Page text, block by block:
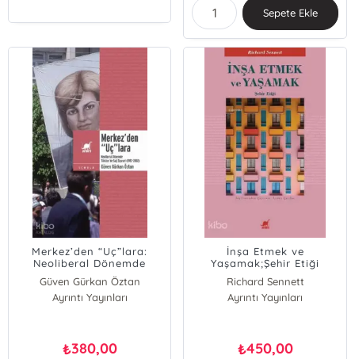
Sepete Ekle
Merkez’den “Uç”lara:
Neoliberal Dönemde
Türkiye’de Sağ Siyaset
(1983-2002)
Güven Gürkan Öztan
Ayrıntı Yayınları
₺380,00
İnşa Etmek ve
Yaşamak;Şehir Etiği
Richard Sennett
Ayrıntı Yayınları
₺450,00